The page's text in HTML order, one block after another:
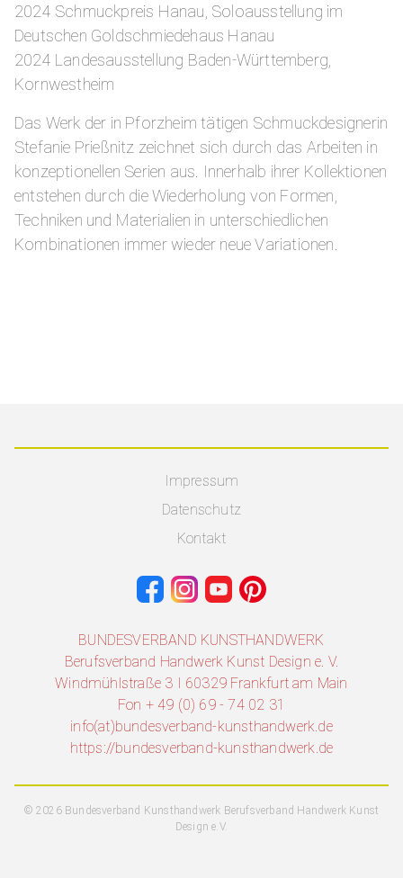
2024 Schmuckpreis Hanau, Soloausstellung im
Deutschen Goldschmiedehaus Hanau
2024 Landesausstellung Baden-Württemberg,
Kornwestheim
Das Werk der in Pforzheim tätigen Schmuckdesignerin
Stefanie Prießnitz zeichnet sich durch das Arbeiten in
konzeptionellen Serien aus. Innerhalb ihrer Kollektionen
entstehen durch die Wiederholung von Formen,
Techniken und Materialien in unterschiedlichen
Kombinationen immer wieder neue Variationen.
Impressum
Datenschutz
Kontakt
BUNDESVERBAND KUNSTHANDWERK
Berufsverband Handwerk Kunst Design e. V.
Windmühlstraße 3 I 60329 Frankfurt am Main
Fon + 49 (0) 69 - 74 02 31
info(at)bundesverband-kunsthandwerk.de
https://bundesverband-kunsthandwerk.de
© 2026 Bundesverband Kunsthandwerk Berufsverband Handwerk Kunst
Design e.V.